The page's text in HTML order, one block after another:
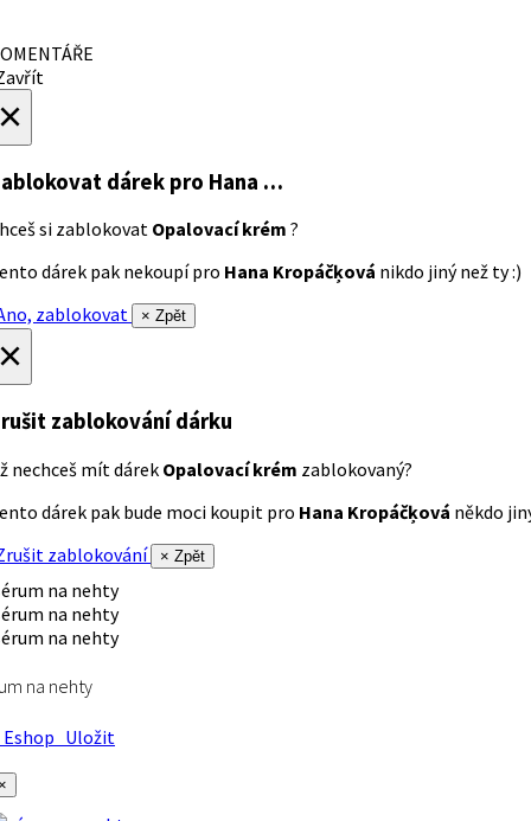
dárek pro Hana …
si zablokovat Opalovací krém ?
dárek pak nekoupí pro Hana Kropáčķová nikdo jiný než ty :)
zablokovat
× Zpět
zablokování dárku
nechceš mít dárek Opalovací krém zablokovaný?
dárek pak bude moci koupit pro Hana Kropáčķová někdo
zablokování
× Zpět
na nehty
Uložit